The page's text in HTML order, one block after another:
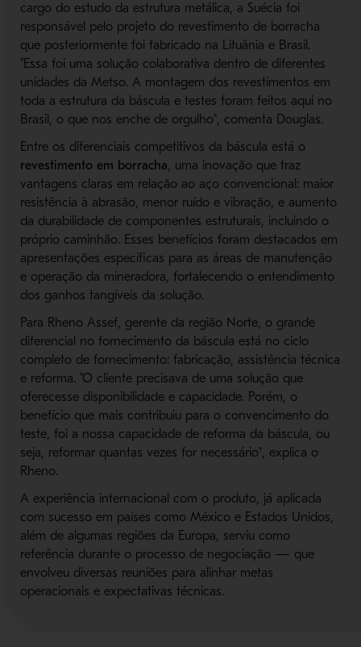
cargo do estudo da estrutura metálica, a Suécia foi
responsável pelo projeto do revestimento de borracha
que posteriormente foi fabricado na Lituânia e Brasil.
"Essa foi uma solução colaborativa dentro de diferentes
unidades da Metso. A montagem dos revestimentos em
toda a estrutura da báscula e testes foram feitos aqui no
Brasil, o que nos enche de orgulho", comenta Douglas.
Entre os diferenciais competitivos da báscula está o
revestimento em borracha, uma inovação que traz
vantagens claras em relação ao aço convencional: maior
resistência à abrasão, menor ruído e vibração, e aumento
da durabilidade de componentes estruturais, incluindo o
próprio caminhão. Esses benefícios foram destacados em
apresentações específicas para as áreas de manutenção
e operação da mineradora, fortalecendo o entendimento
dos ganhos tangíveis da solução.
Para Rheno Assef, gerente da região Norte, o grande
diferencial no fornecimento da báscula está no ciclo
completo de fornecimento: fabricação, assistência técnica
e reforma. "O cliente precisava de uma solução que
oferecesse disponibilidade e capacidade. Porém, o
benefício que mais contribuiu para o convencimento do
teste, foi a nossa capacidade de reforma da báscula, ou
seja, reformar quantas vezes for necessário", explica o
Rheno.
A experiência internacional com o produto, já aplicada
com sucesso em países como México e Estados Unidos,
além de algumas regiões da Europa, serviu como
referência durante o processo de negociação — que
envolveu diversas reuniões para alinhar metas
operacionais e expectativas técnicas.